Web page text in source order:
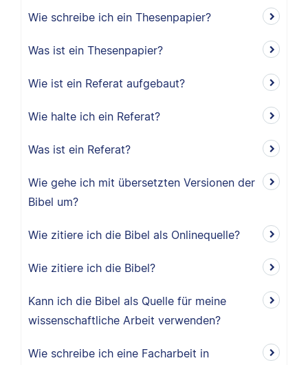
Wie schreibe ich ein Thesenpapier?
Was ist ein Thesenpapier?
Wie ist ein Referat aufgebaut?
Wie halte ich ein Referat?
Was ist ein Referat?
Wie gehe ich mit übersetzten Versionen der
Bibel um?
Wie zitiere ich die Bibel als Onlinequelle?
Wie zitiere ich die Bibel?
Kann ich die Bibel als Quelle für meine
wissenschaftliche Arbeit verwenden?
Wie schreibe ich eine Facharbeit in